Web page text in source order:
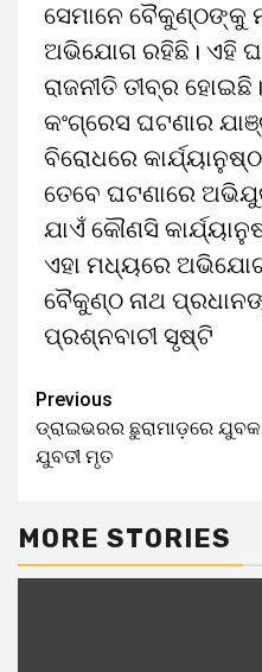
ସେମାନେ ବୈକୁଣ୍ଠଙ୍କୁ
ଅଭିଯୋଗ ରହିଛି। ଏହି
ରାଜନୀତି ତୀବ୍ର
କଂଗ୍ରେସ ଘଟଣାର
ବିରୋଧରେ
ତେବେ ଘଟଣାରେ
ଯାଏଁ କୌଣସି
ଏହା ମଧ୍ୟରେ
ବୈକୁଣ୍ଠ ନାଥ
ପ୍ରଶ୍ନବାଚୀ ସୃଷ୍ଟି
Previous
ଡ୍ରାଇଭରର ଛୁରାମାଡ଼ରେ ଯୁବକ
ଯୁବତୀ ମୃତ
MORE STORIES